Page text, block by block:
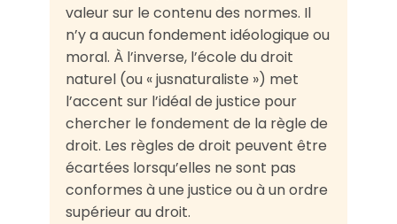
valeur sur le contenu des normes. Il
n’y a aucun fondement idéologique ou
moral. À l’inverse, l’école du droit
naturel (ou « jusnaturaliste ») met
l’accent sur l’idéal de justice pour
chercher le fondement de la règle de
droit. Les règles de droit peuvent être
écartées lorsqu’elles ne sont pas
conformes à une justice ou à un ordre
supérieur au droit.